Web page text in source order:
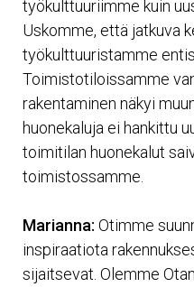
työkulttuuriimme kuin
Uskomme, että jatkuva
työkulttuuristamme
Toimistotiloissamme
rakentaminen näkyi
huonekaluja ei hankittu
toimitilan huonekalut
toimistossamme.
Marianna: Otimme
inspiraatiota
sijaitsevat. Olemme